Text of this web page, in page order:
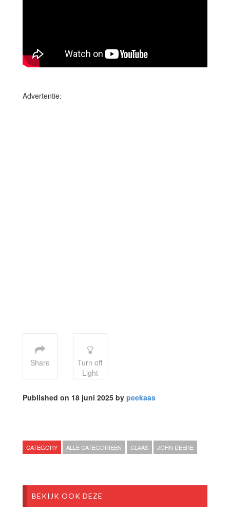
Advertentie:
Share
Turn off
Light
Published on 18 juni 2025 by peekaas
CATEGORY ALLE CATEGORIEËN CLAAS JOHN DEERE
BEKIJK OOK DEZE